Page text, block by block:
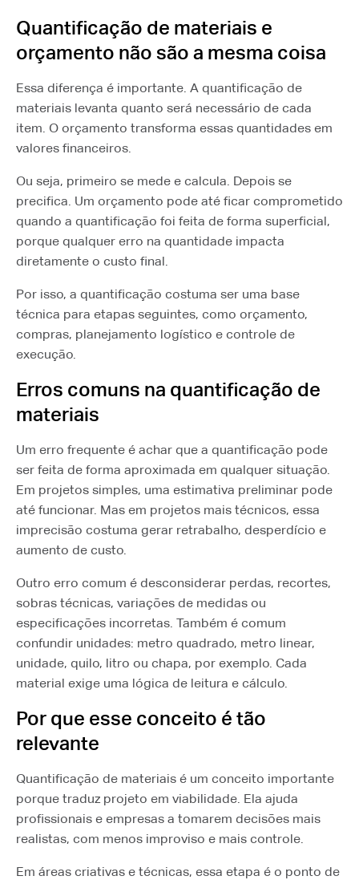
Quantificação de materiais e
orçamento não são a mesma coisa
Essa diferença é importante. A quantificação de
materiais levanta quanto será necessário de cada
item. O orçamento transforma essas quantidades em
valores financeiros.
Ou seja, primeiro se mede e calcula. Depois se
precifica. Um orçamento pode até ficar comprometido
quando a quantificação foi feita de forma superficial,
porque qualquer erro na quantidade impacta
diretamente o custo final.
Por isso, a quantificação costuma ser uma base
técnica para etapas seguintes, como orçamento,
compras, planejamento logístico e controle de
execução.
Erros comuns na quantificação de
materiais
Um erro frequente é achar que a quantificação pode
ser feita de forma aproximada em qualquer situação.
Em projetos simples, uma estimativa preliminar pode
até funcionar. Mas em projetos mais técnicos, essa
imprecisão costuma gerar retrabalho, desperdício e
aumento de custo.
Outro erro comum é desconsiderar perdas, recortes,
sobras técnicas, variações de medidas ou
especificações incorretas. Também é comum
confundir unidades: metro quadrado, metro linear,
unidade, quilo, litro ou chapa, por exemplo. Cada
material exige uma lógica de leitura e cálculo.
Por que esse conceito é tão
relevante
Quantificação de materiais é um conceito importante
porque traduz projeto em viabilidade. Ela ajuda
profissionais e empresas a tomarem decisões mais
realistas, com menos improviso e mais controle.
Em áreas criativas e técnicas, essa etapa é o ponto de